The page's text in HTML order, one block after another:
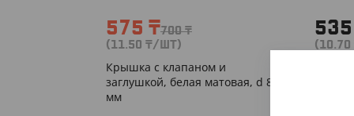
575 ₸700₸
(11.50 ₸/ШТ)
Крышка с клапаном и
заглушкой, белая матовая, d 80
мм
535
(10.70